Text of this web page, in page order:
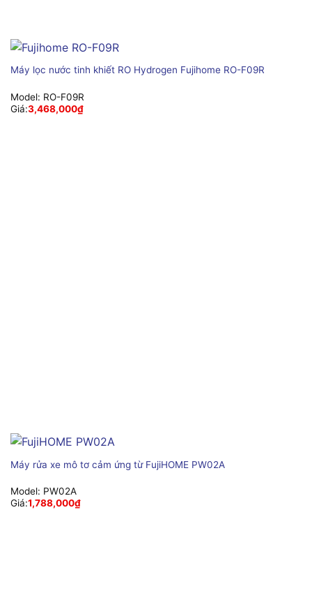
Máy lọc nước tinh khiết RO Hydrogen Fujihome RO-F09R
Model: RO-F09R
Giá:3,468,000₫
Máy rửa xe mô tơ cảm ứng từ FujiHOME PW02A
Model: PW02A
Giá:1,788,000₫